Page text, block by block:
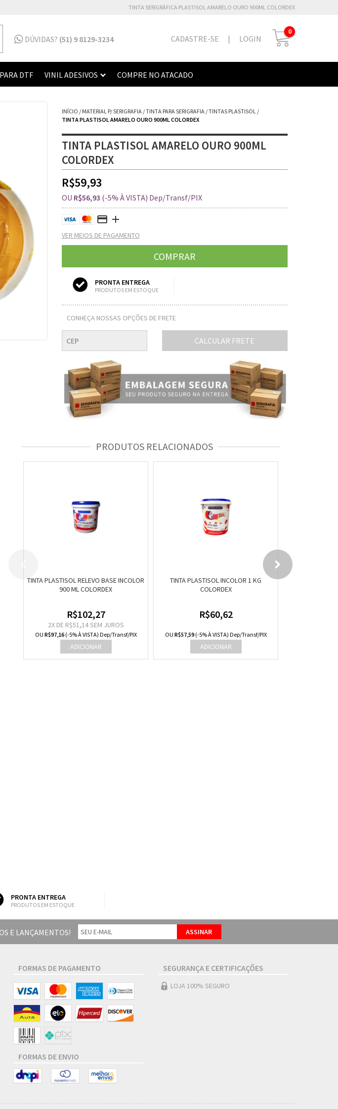
TINTA SERIGRÁFICA PLASTISOL AMARELO OURO 900ML COLORDEX
DÚVIDAS? (51) 9 8129-3234
0
CADASTRE-SE | LOGIN
DTF VINIL ADESIVOS COMPRE NO ATACADO
INÍCIO / MATERIAL P/ SERIGRAFIA /TINTA PARA SERIGRAFIA /TINTAS PLASTISOL /
TINTA PLASTISOL AMARELO OURO 900ML COLORDEX
TINTA PLASTISOL AMARELO OURO 900ML
COLORDEX
R$59,93
OU R$56,93 (-5% À VISTA) Dep/Transf/PIX
VER MEIOS DE PAGAMENTO
PRONTA ENTREGA
PRODUTOS EM ESTOQUE
CONHEÇA NOSSAS OPÇÕES DE FRETE
CALCULAR FRETE
PRODUTOS RELACIONADOS
TINTA PLASTISOL RELEVO BASE INCOLOR
900 ML COLORDEX
R$102,27
2X DE R$51,14SEM JUROS
OU R$97,16(-5% À VISTA) Dep/Transf/PIX
TINTA PLASTISOL INCOLOR 1 KG
COLORDEX
R$60,62
OU R$57,59(-5% À VISTA) Dep/Transf/PIX
PRONTA ENTREGA
PRODUTOS EM ESTOQUE
E LANÇAMENTOS!
FORMAS DE PAGAMENTO
FORMAS DE ENVIO
SEGURANÇA E CERTIFICAÇÕES
LOJA 100% SEGURO